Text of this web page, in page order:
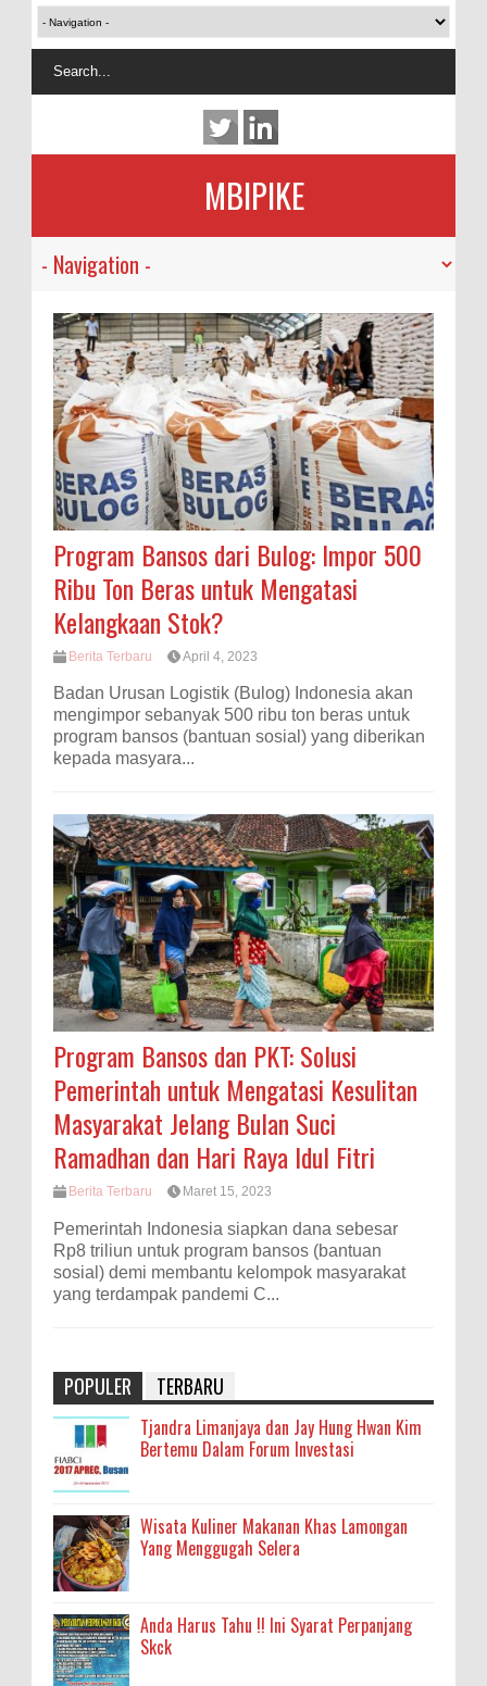
MBIPIKE
Program Bansos dari Bulog: Impor 500
Ribu Ton Beras untuk Mengatasi
Kelangkaan Stok?
Berita Terbaru April 4, 2023
Badan Urusan Logistik (Bulog) Indonesia akan
mengimpor sebanyak 500 ribu ton beras untuk
program bansos (bantuan sosial) yang diberikan
kepada masyara...
Program Bansos dan PKT: Solusi
Pemerintah untuk Mengatasi Kesulitan
Masyarakat Jelang Bulan Suci
Ramadhan dan Hari Raya Idul Fitri
Berita Terbaru Maret 15, 2023
Pemerintah Indonesia siapkan dana sebesar
Rp8 triliun untuk program bansos (bantuan
sosial) demi membantu kelompok masyarakat
yang terdampak pandemi C...
POPULER TERBARU
Tjandra Limanjaya dan Jay Hung Hwan Kim
Bertemu Dalam Forum Investasi
Wisata Kuliner Makanan Khas Lamongan
Yang Menggugah Selera
Anda Harus Tahu !! Ini Syarat Perpanjang
Skck